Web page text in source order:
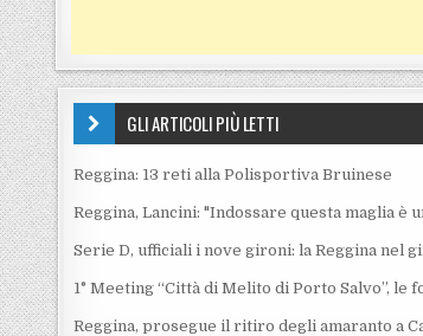
GLI ARTICOLI PIÙ LETTI
Reggina: 13 reti alla Polisportiva Bruinese
Reggina, Lancini: "Indossare questa maglia è
Serie D, ufficiali i nove gironi: la Reggina nel
1° Meeting “Città di Melito di Porto Salvo”, le
Reggina, prosegue il ritiro degli amaranto a